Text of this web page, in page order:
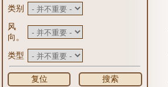
类别
风
向。
类型
复位 搜索